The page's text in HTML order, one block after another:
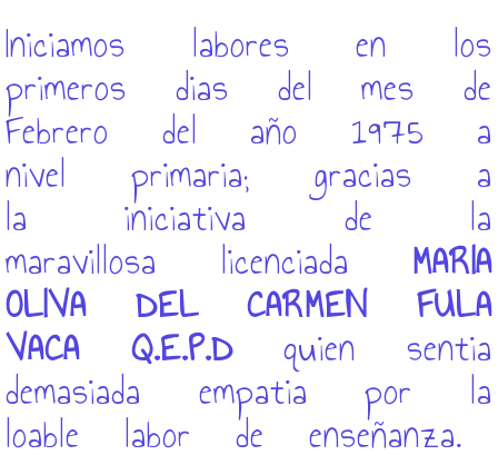
Iniciamos labores en los
primeros dias del mes de
Febrero del año 1975 a
nivel primaria; gracias a
la iniciativa de la
maravillosa licenciada MARIA
OLIVA DEL CARMEN FULA
VACA Q.E.P.Dquien sentia
demasiada empatia por la
loable labor de enseñanza.